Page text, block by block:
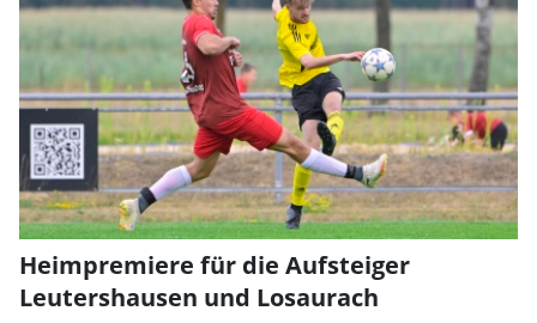
Heimpremiere für die Aufsteiger
Leutershausen und Losaurach